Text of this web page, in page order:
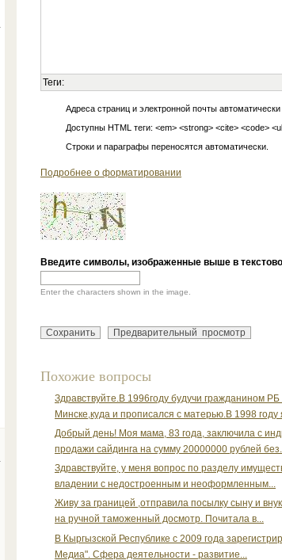
Теги:
Адреса страниц и электронной почты
Доступны HTML теги: <em> <strong> <cite> <code>
Строки и параграфы переносятся автоматически.
Подробнее о форматировании
Введите символы, изображенные выше в
Enter the characters shown in the image.
Похожие вопросы
Здравствуйте.В 1996году будучи гражданином
Минске,куда и прописался с матерью.В 1998 году
Добрый день! Моя мама, 83 года, заключила с
продажи сайдинга на сумму 20000000 рублей
Здравствуйте, у меня вопрос по разделу
владении с недостроенным и неоформленным...
Живу за границей ,отправила посылку сыну и
на ручной таможенный досмотр. Почитала в...
В Кыргызской Республике с 2009 года
Медиа". Сфера деятельности - развитие...